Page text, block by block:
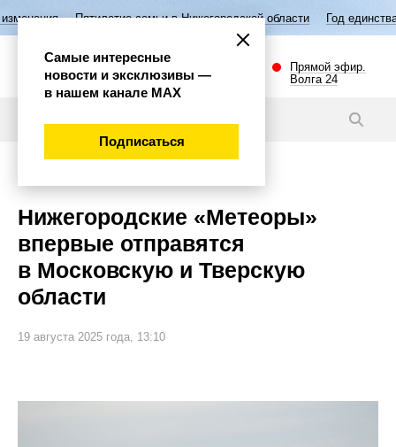
семьи в Нижегородской области Год единства народов России
Прямой эфир.
Волга 24
Нижегородские «Метеоры»
впервые отправятся
в Московскую и Тверскую
области
19 августа 2025 года, 13:10
Самые интересные
новости и эксклюзивы —
в нашем канале МАХ
Подписаться